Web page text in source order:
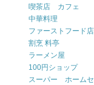
喫茶店 カフェ
中華料理
ファーストフード店
割烹 料亭
ラーメン屋
100円ショップ
スーパー ホームセ